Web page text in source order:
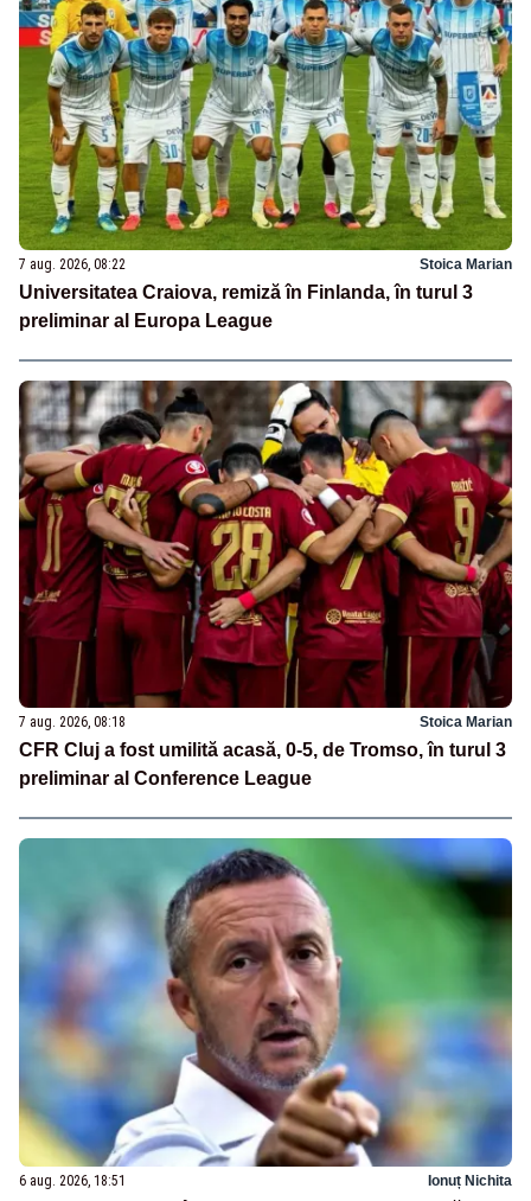
7 aug. 2026, 08:22 Stoica Marian
Universitatea Craiova, remiză în Finlanda, în turul 3
preliminar al Europa League
7 aug. 2026, 08:18 Stoica Marian
CFR Cluj a fost umilită acasă, 0-5, de Tromso, în turul 3
preliminar al Conference League
6 aug. 2026, 18:51 Ionuț Nichita